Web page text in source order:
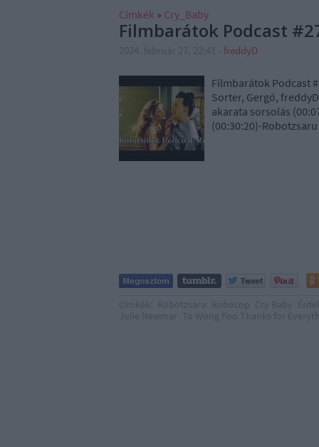
Címkék » Cry_Baby
Filmbarátok Podcast
freddyD
Filmbarátok Podcast
Sorter, Gergő,
akarata sorsolás
(00:30:20)-